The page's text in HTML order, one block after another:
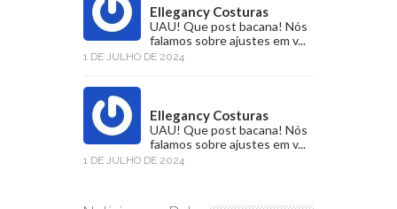
Ellegancy Costuras
UAU! Que post bacana! Nós
falamos sobre ajustes em v...
1 DE JULHO DE 2024
Ellegancy Costuras
UAU! Que post bacana! Nós
falamos sobre ajustes em v...
1 DE JULHO DE 2024